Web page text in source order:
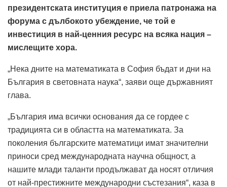
президентската институция е приела патронажа на
форума с дълбокото убеждение, че той е
инвестиция в най-ценния ресурс на всяка нация –
мислещите хора.
„Нека дните на математиката в София бъдат и дни на
България в световната наука“, заяви още държавният
глава.
„България има всички основания да се гордее с
традицията си в областта на математиката. За
поколения българските математици имат значителни
приноси сред международната научна общност, а
нашите млади таланти продължават да носят отличия
от най-престижните международни състезания“, каза в